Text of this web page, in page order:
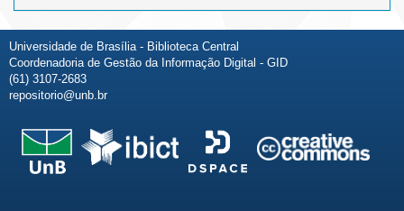
Universidade de Brasília - Biblioteca Central
Coordenadoria de Gestão da Informação Digital - GID
(61) 3107-2683
repositorio@unb.br